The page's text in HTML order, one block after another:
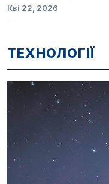
Кві 22, 2026
ТЕХНОЛОГІЇ